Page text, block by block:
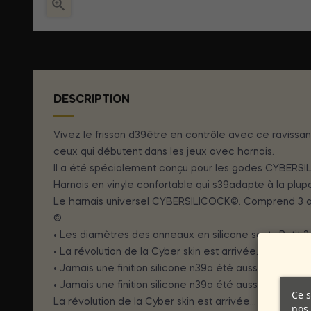

DESCRIPTION
Vivez le frisson d39être en contrôle avec ce
ceux qui débutent dans les jeux avec harnais.
Il a été spécialement conçu pour les godes
Harnais en vinyle confortable qui s39adapte à la
Le harnais universel CYBERSILICOCK©. Comprend
©
• Les diamètres des anneaux en silicone sont : Petit
• La révolution de la Cyber skin est arrivée… CYBER
• Jamais une finition silicone n39a été aussi
• Jamais une finition silicone n39a été aussi
La révolution de la Cyber skin est arrivée… CYBER
Ce